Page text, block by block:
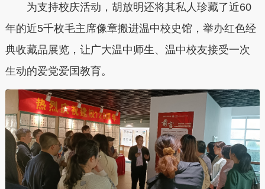
为支持校庆活动，胡放明还将其私人珍藏了近60
年的近5千枚毛主席像章搬进温中校史馆，举办红色经
典收藏品展览，让广大温中师生、温中校友接受一次
生动的爱党爱国教育。